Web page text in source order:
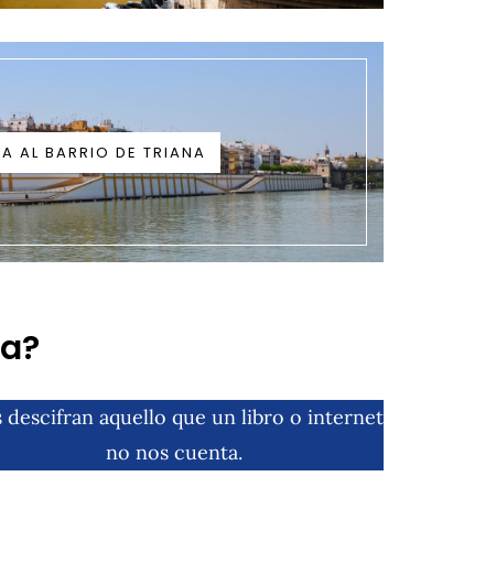
AL BARRIO DE TRIANA
descifran aquello que un libro o internet
no nos cuenta.